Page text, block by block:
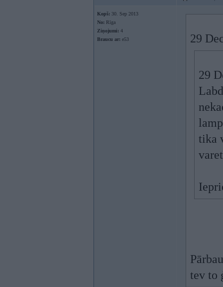
Kopš: 30. Sep 2013
No: Rīga
Ziņojumi: 4
Braucu ar: e53 29
29
tika
tev to